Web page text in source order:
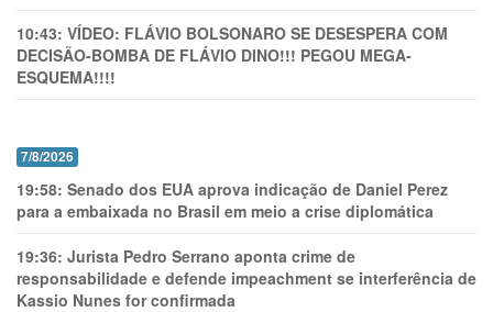
10:43: VÍDEO: FLÁVIO BOLSONARO SE DESESPERA COM
DECISÃO-BOMBA DE FLÁVIO DINO!!! PEGOU MEGA-
ESQUEMA!!!!
7/8/2026
19:58: Senado dos EUA aprova indicação de Daniel Perez
para a embaixada no Brasil em meio a crise diplomática
19:36: Jurista Pedro Serrano aponta crime de
responsabilidade e defende impeachment se interferência de
Kassio Nunes for confirmada